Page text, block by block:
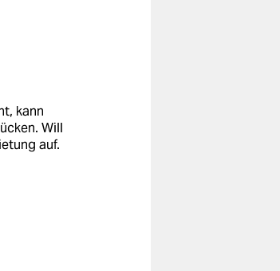
kann
Will
auf.